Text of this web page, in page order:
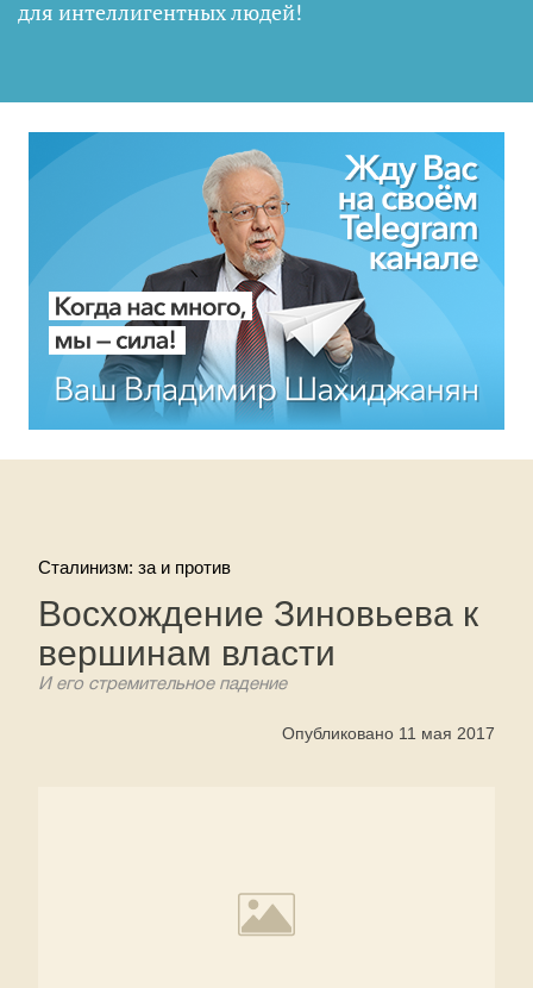
для интеллигентных людей!
Сталинизм: за и против
Восхождение Зиновьева к
вершинам власти
И его стремительное падение
Опубликовано 11 мая 2017